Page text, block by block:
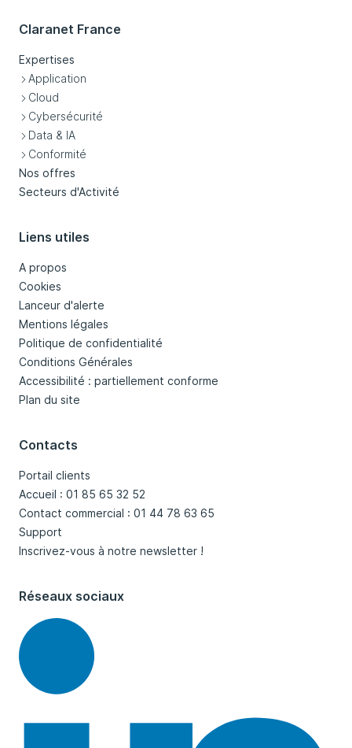
Claranet France
Expertises
Application
Cloud
Cybersécurité
Data & IA
Conformité
Nos offres
Secteurs d'Activité
Liens utiles
A propos
Cookies
Lanceur d'alerte
Mentions légales
Politique de confidentialité
Conditions Générales
Accessibilité : partiellement conforme
Plan du site
Contacts
Portail clients
Accueil : 01 85 65 32 52
Contact commercial : 01 44 78 63 65
Support
Inscrivez-vous à notre newsletter !
Réseaux sociaux